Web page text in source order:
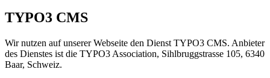
TYPO3 CMS
Wir nutzen auf unserer Webseite den Dienst TYPO3 CMS. Anbieter
des Dienstes ist die TYPO3 Association, Sihlbruggstrasse 105, 6340
Baar, Schweiz.